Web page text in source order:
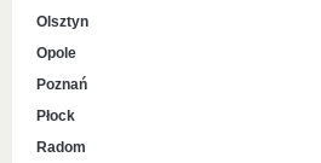
Olsztyn
Opole
Poznań
Płock
Radom